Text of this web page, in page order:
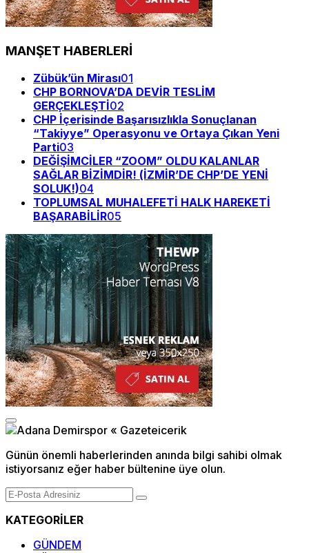
MANŞET HABERLERİ
Zübük’ün Mirası01
CHP BORNOVA’DA DEVİR TESLİM
GERÇEKLEŞTİ02
CHP İçerisinde Başarısızlıkla Sonuçlanan
“Takiyye” Operasyonu ve Ortaya Çıkan Yeni
Parti03
DEĞİŞİMCİLER “ZOOM” OLDU KALANLAR
SAĞLAR BİZİMDİR! (İZMİR’DE CHP’DE YENİ
SOLUK!)04
TOPLUMSAL MUHALEFETİ HALK HAREKETİ
BAŞARABİLİR05
Günün önemli haberlerinden anında bilgi sahibi olmak
istiyorsanız eğer haber bültenine üye olun.
KATEGORİLER
GÜNDEM